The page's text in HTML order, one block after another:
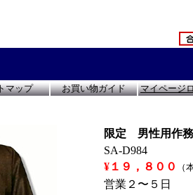
マップ お買い物ガイド マイページ
限定 男性用作
SA-D984
¥１９，８００
（
営業２〜５日